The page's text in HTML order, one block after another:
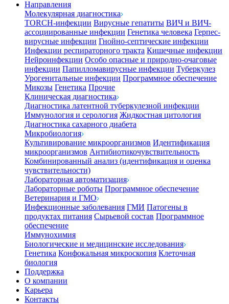
Направления
Молекулярная диагностика
TORCH-инфекции Вирусные гепатиты ВИЧ и ВИЧ-
ассоциированные инфекции Генетика человека Герпес-
вирусные инфекции Гнойно-септические инфекции
Инфекции респираторного тракта Кишечные инфекции
Нейроинфекции Особо опасные и природно-очаговые
инфекции Папилломавирусные инфекции Туберкулез
Урогенитальные инфекции Программное обеспечение
Микозы Генетика Прочие
Клиническая диагностика
Диагностика латентной туберкулезной инфекции
Иммунология и серология Жидкостная цитология
Диагностика сахарного диабета
Микробиология
Культивирование микроорганизмов Идентификация
микроорганизмов Антибиотикочувствительность
Комбинированный анализ (идентификация и оценка
чувствительности)
Лабораторная автоматизация
Лабораторные роботы Программное обеспечение
Ветеринария и ГМО
Инфекционные заболевания ГМИ Патогены в
продуктах питания Сырьевой состав Программное
обеспечение
Иммунохимия
Биологические и медицинские исследования
Генетика Конфокальная микроскопия Клеточная
биология
Поддержка
О компании
Карьера
Контакты